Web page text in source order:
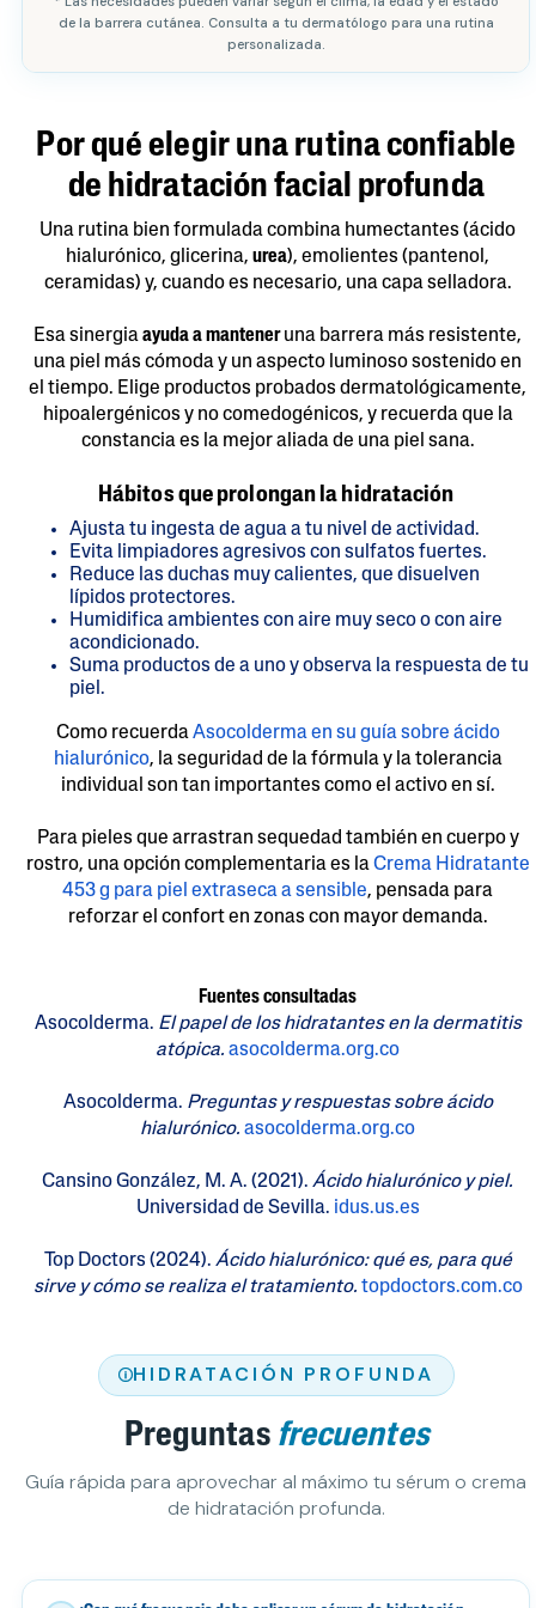
de la barrera cutánea. Consulta a tu dermatólogo para una rutina
personalizada.
Por qué elegir una rutina confiable
de hidratación facial profunda
Una rutina bien formulada combina humectantes (ácido
hialurónico, glicerina,urea), emolientes (pantenol,
ceramidas) y, cuando es necesario, una capa selladora.
Esa sinergiaayuda a manteneruna barrera más resistente,
una piel más cómoda y un aspecto luminoso sostenido en
el tiempo. Elige productos probados dermatológicamente,
hipoalergénicos y no comedogénicos, y recuerda que la
constancia es la mejor aliada de una piel sana.
Hábitos que prolongan la hidratación
Ajusta tu ingesta de agua a tu nivel de actividad.
Evita limpiadores agresivos con sulfatos fuertes.
Reduce las duchas muy calientes, que disuelven
lípidos protectores.
Humidifica ambientes con aire muy seco o con aire
acondicionado.
Suma productos de a uno y observa la respuesta de tu
piel.
Como recuerda Asocolderma en su guía sobre ácido
hialurónico, la seguridad de la fórmula y la tolerancia
individual son tan importantes como el activo en sí.
Para pieles que arrastran sequedad también en cuerpo y
rostro, una opción complementaria es la Crema Hidratante
453 g para piel extraseca a sensible, pensada para
reforzar el confort en zonas con mayor demanda.
Fuentes consultadas
Asocolderma. El papel de los hidratantes en la dermatitis
atópica. asocolderma.org.co
Asocolderma. Preguntas y respuestas sobre ácido
hialurónico. asocolderma.org.co
Cansino González, M. A. (2021).Ácido hialurónico y piel.
Universidad de Sevilla. idus.us.es
Top Doctors (2024). Ácido hialurónico: qué es, para qué
sirve y cómo se realiza el tratamiento. topdoctors.com.co
HIDRATACIÓN PROFUNDA
Preguntas frecuentes
Guía rápida para aprovechar al máximo tu sérum o crema
de hidratación profunda.